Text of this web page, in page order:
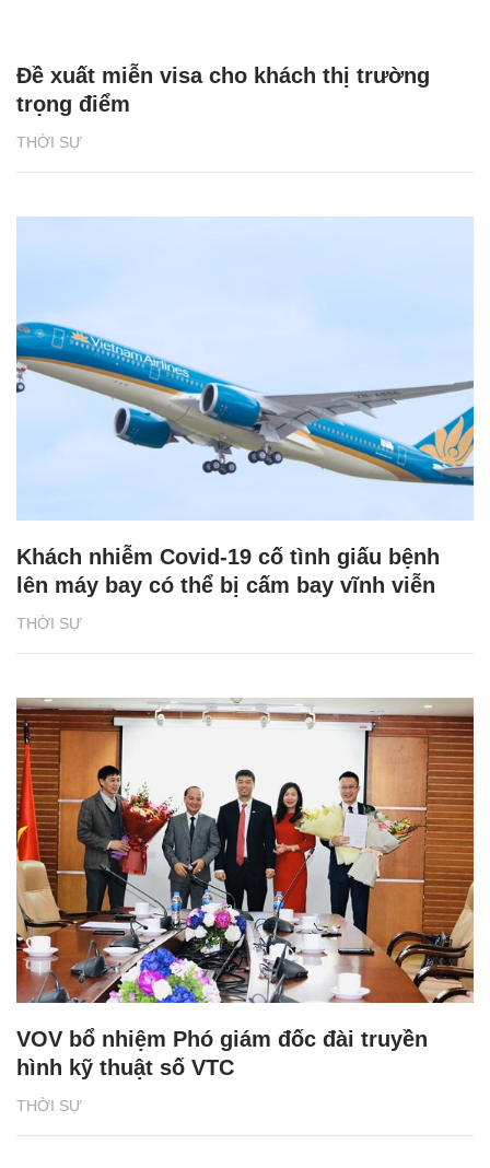
THỜI SỰ
Đề xuất miễn visa cho khách thị trường
trọng điểm
THỜI SỰ
Khách nhiễm Covid-19 cố tình giấu bệnh
lên máy bay có thể bị cấm bay vĩnh viễn
THỜI SỰ
VOV bổ nhiệm Phó giám đốc đài truyền
hình kỹ thuật số VTC